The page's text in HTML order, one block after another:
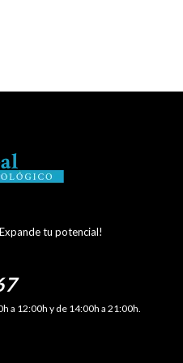
tu potencial!
a 12:00h y de 14:00h a 21:00h.